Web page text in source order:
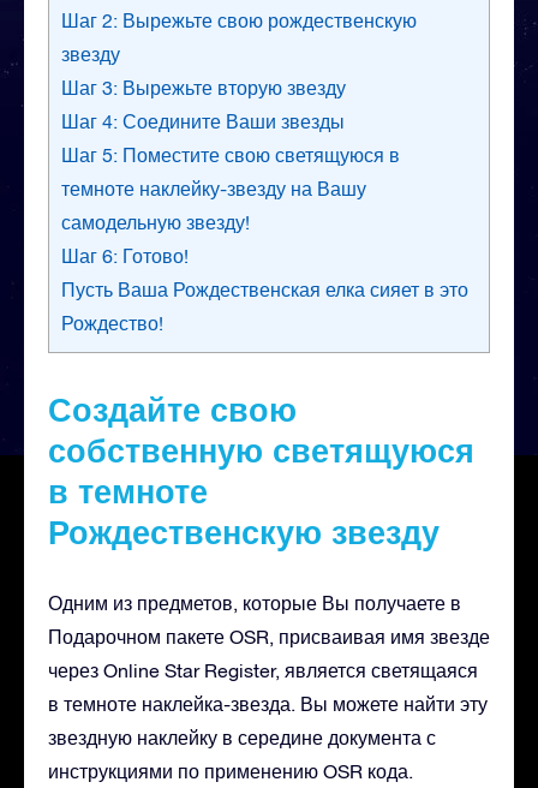
Шаг 2: Вырежьте свою рождественскую
звезду
Шаг 3: Вырежьте вторую звезду
Шаг 4: Соедините Ваши звезды
Шаг 5: Поместите свою светящуюся в
темноте наклейку-звезду на Вашу
самодельную звезду!
Шаг 6: Готово!
Пусть Ваша Рождественская елка сияет в это
Рождество!
Создайте свою
собственную светящуюся
в темноте
Рождественскую звезду
Одним из предметов, которые Вы получаете в
Подарочном пакете OSR, присваивая имя звезде
через Online Star Register, является светящаяся
в темноте наклейка-звезда. Вы можете найти эту
звездную наклейку в середине документа с
инструкциями по применению OSR кода.